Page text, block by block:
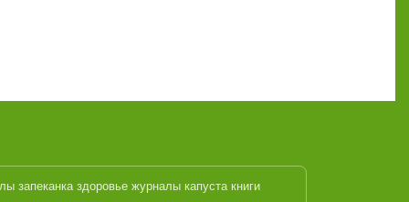
запеканка здоровье журналы капуста книги